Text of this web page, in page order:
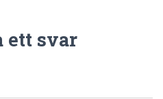
ett svar